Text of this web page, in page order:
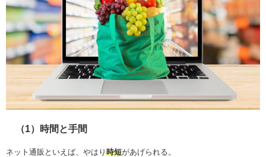
（1）時間と手間
ネット通販といえば、やはり 時短があげられる。